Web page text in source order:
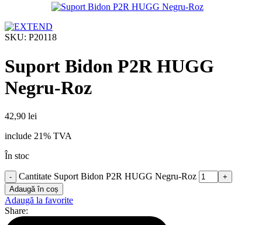
SKU: P20118
Suport Bidon P2R HUGG
Negru-Roz
42,90 lei
include 21% TVA
În stoc
Cantitate Suport Bidon P2R HUGG Negru-Roz
Adaugă în coș
Adaugă la favorite
Share: